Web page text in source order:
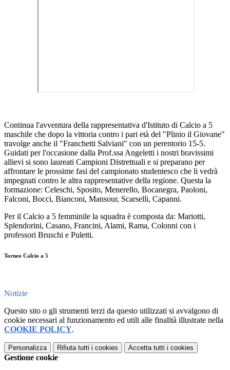
Continua l'avventura della rappresentativa d'Istituto di Calcio a 5
maschile che dopo la vittoria contro i pari età del "Plinio il Giovane"
travolge anche il "Franchetti Salviani" con un perentorio 15-5.
Guidati per l'occasione dalla Prof.ssa Angeletti i nostri bravissimi
allievi si sono laureati Campioni Distrettuali e si preparano per
affrontare le prossime fasi del campionato studentesco che li vedrà
impegnati contro le altra rappresentative della regione. Questa la
formazione: Celeschi, Sposito, Menerello, Bocanegra, Paoloni,
Falconi, Bocci, Bianconi, Mansour, Scarselli, Capanni.
Per il Calcio a 5 femminile la squadra è composta da: Mariotti,
Splendorini, Casano, Francini, Alami, Rama, Colonni con i
professori Bruschi e Puletti.
Torneo Calcio a 5
Notizie
Questo sito o gli strumenti terzi da questo utilizzati si avvalgono di
cookie necessari al funzionamento ed utili alle finalità illustrate nella
COOKIE POLICY.
Personalizza Rifiuta tutti i cookies Accetta tutti i cookies
Gestione cookie